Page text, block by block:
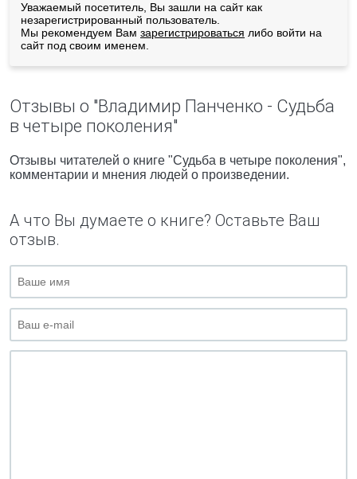
Уважаемый посетитель, Вы зашли на сайт как
незарегистрированный пользователь.
Мы рекомендуем Вам зарегистрироваться либо войти на
сайт под своим именем.
Отзывы о "Владимир Панченко - Судьба
в четыре поколения"
Отзывы читателей о книге "Судьба в четыре поколения",
комментарии и мнения людей о произведении.
А что Вы думаете о книге? Оставьте Ваш
отзыв.